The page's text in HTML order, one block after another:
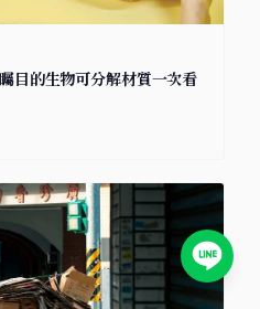
目的生物可分解材質一次看